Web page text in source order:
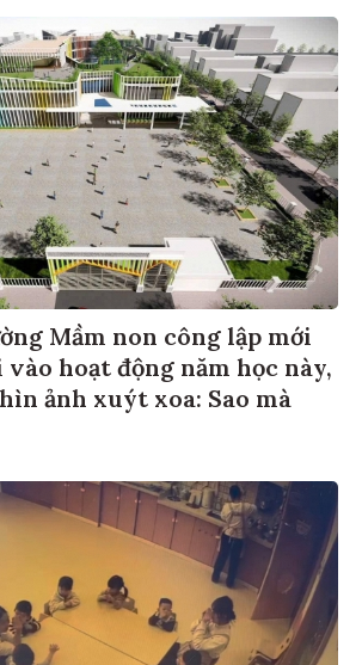
Mầm non công lập mới
hoạt động năm học này,
ảnh xuýt xoa: Sao mà